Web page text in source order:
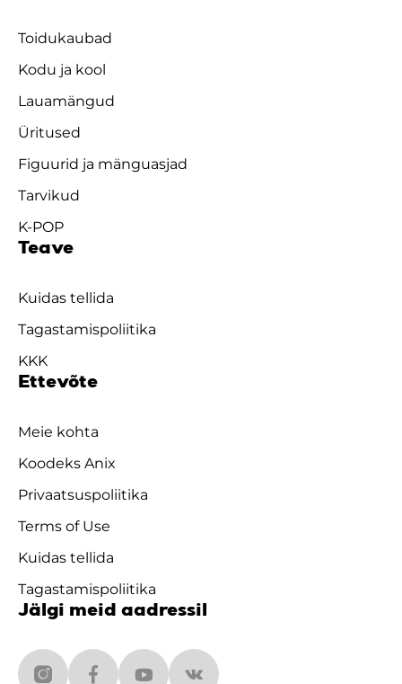
Toidukaubad
Kodu ja kool
Lauamängud
Üritused
Figuurid ja mänguasjad
Tarvikud
K-POP
Teave
Kuidas tellida
Tagastamispoliitika
KKK
Ettevõte
Meie kohta
Koodeks Anix
Privaatsuspoliitika
Terms of Use
Kuidas tellida
Tagastamispoliitika
Jälgi meid aadressil